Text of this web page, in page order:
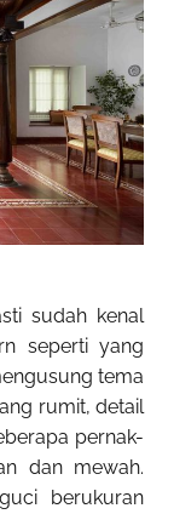
sudah kenal
seperti yang
tema
rumit, detail
pernak-
dan mewah.
berukuran